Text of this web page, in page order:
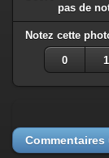
pas de
Notez cette
0 1